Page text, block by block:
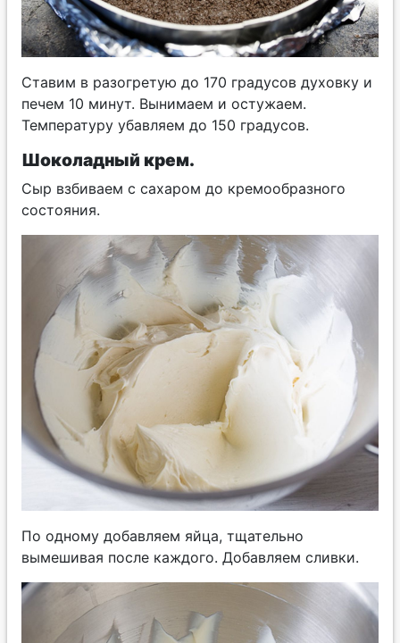
Ставим в разогретую до 170 градусов духовку и
печем 10 минут. Вынимаем и остужаем.
Температуру убавляем до 150 градусов.
Шоколадный крем.
Сыр взбиваем с сахаром до кремообразного
состояния.
По одному добавляем яйца, тщательно
вымешивая после каждого. Добавляем сливки.